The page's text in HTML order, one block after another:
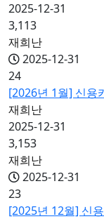
2025-12-31
3,113
재희난
2025-12-31
24
[2026년 1월] 신용
재희난
2025-12-31
3,153
재희난
2025-12-31
23
[2025년 12월] 신